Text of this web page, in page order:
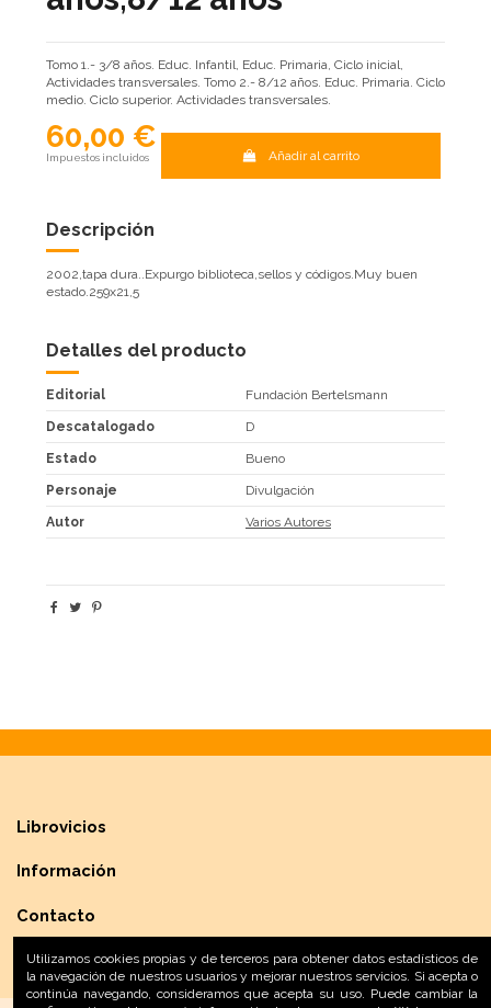
Tomo 1.- 3/8 años. Educ. Infantil, Educ. Primaria, Ciclo inicial,
Actividades transversales. Tomo 2.- 8/12 años. Educ. Primaria. Ciclo
medio. Ciclo superior. Actividades transversales.
60,00 €
Impuestos incluidos Añadir al carrito
Descripción
2002,tapa dura..Expurgo biblioteca,sellos y códigos.Muy buen
estado.259x21,5
Detalles del producto
Editorial Fundación Bertelsmann
Descatalogado D
Estado Bueno
Personaje Divulgación
Autor Varios Autores
Librovicios
Información
Contacto
Utilizamos cookies propias y de terceros para obtener datos estadísticos de
la navegación de nuestros usuarios y mejorar nuestros servicios. Si acepta o
continúa navegando, consideramos que acepta su uso. Puede cambiar la